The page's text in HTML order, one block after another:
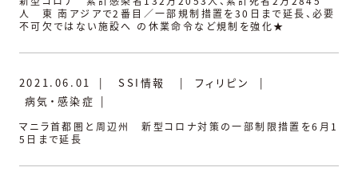
人 東 南アジアで2番目／一部規制措置を30日まで延長、必要
不可欠ではない施設へ の休業命令など規制を強化★
2021.06.01 | SSI情報 | フィリピン
|
病気・感染症 |
マニラ首都圏と周辺州 新型コロナ対策の一部制限措置を6月1
5日まで延長